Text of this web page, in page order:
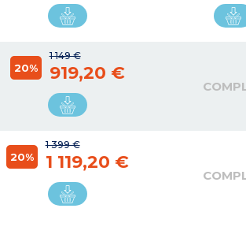
1 149 €
20% 919,20 €
1 399 €
20% 1 119,20 €